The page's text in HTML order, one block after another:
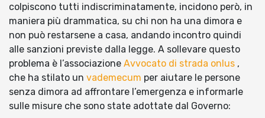
colpiscono tutti indiscriminatamente, incidono però, in
maniera più drammatica, su chi non ha una dimora e
non può restarsene a casa, andando incontro quindi
alle sanzioni previste dalla legge. A sollevare questo
problema è l’associazione Avvocato di strada onlus ,
che ha stilato un vademecum per aiutare le persone
senza dimora ad affrontare l’emergenza e informarle
sulle misure che sono state adottate dal Governo: